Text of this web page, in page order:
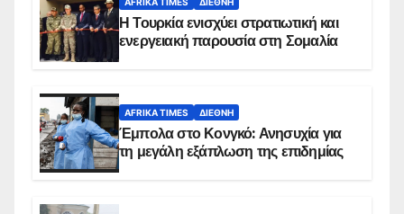
Η Τουρκία ενισχύει στρατιωτική και
ενεργειακή παρουσία στη Σομαλία
AFRIKA TIMES ΔΙΕΘΝΉ
Έμπολα στο Κονγκό: Ανησυχία για
τη μεγάλη εξάπλωση της επιδημίας